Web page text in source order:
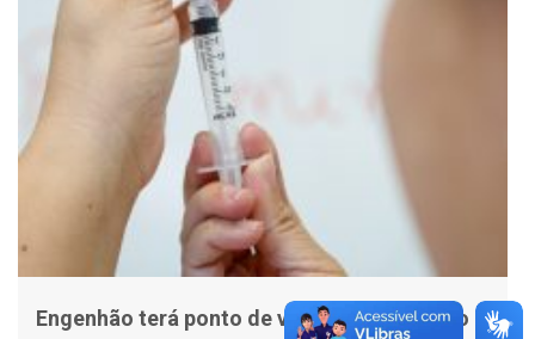
Engenhão terá ponto de vacinação antes do